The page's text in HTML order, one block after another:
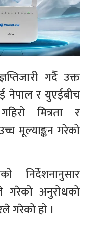
गर्दै उक्त
नेपाल र युएईबीच
मित्रता र
मूल्याङ्कन गरेको
निर्देशनानुसार
गरेको अनुरोधको
गरेको हो ।